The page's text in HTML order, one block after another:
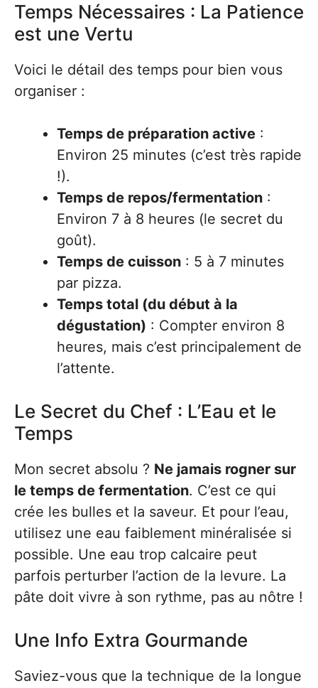
Temps Nécessaires : La Patience
est une Vertu
Voici le détail des temps pour bien vous
organiser :
Temps de préparation active :
Environ 25 minutes (c’est très rapide
!).
Temps de repos/fermentation :
Environ 7 à 8 heures (le secret du
goût).
Temps de cuisson : 5 à 7 minutes
par pizza.
Temps total (du début à la
dégustation) : Compter environ 8
heures, mais c’est principalement de
l’attente.
Le Secret du Chef : L’Eau et le
Temps
Mon secret absolu ? Ne jamais rogner sur
le temps de fermentation. C’est ce qui
crée les bulles et la saveur. Et pour l’eau,
utilisez une eau faiblement minéralisée si
possible. Une eau trop calcaire peut
parfois perturber l’action de la levure. La
pâte doit vivre à son rythme, pas au nôtre !
Une Info Extra Gourmande
Saviez-vous que la technique de la longue